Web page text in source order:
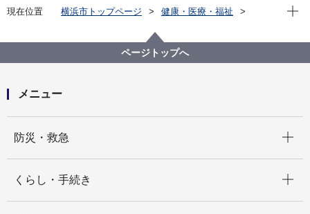
現在位置 横浜市トップページ
健康・医療・福祉
障害者差別解消法への対応
精神障害
（障害者差別事例19）精神障害 その他
現在
ページトップへ
メニュー
防災・救急
くらし・手続き